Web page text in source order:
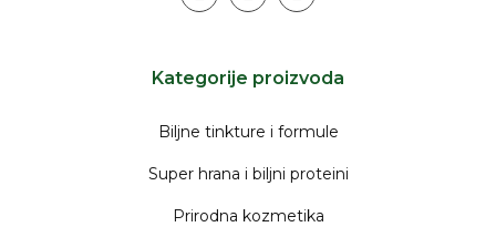
Kategorije proizvoda
Biljne tinkture i formule
Super hrana i biljni proteini
Prirodna kozmetika